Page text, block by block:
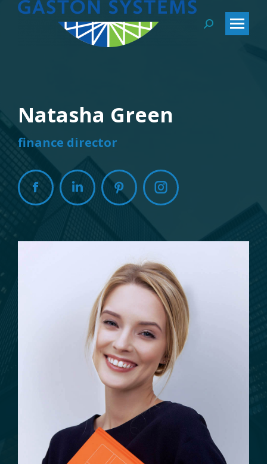
Search:
Natasha Green
finance director
FacebookLinkedinPinterestInstagram